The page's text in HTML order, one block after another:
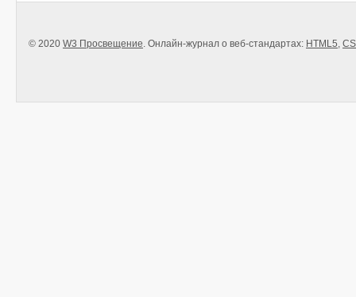
© 2020 W3 Просвещение. Онлайн-журнал о веб-стандартах: HTML5,